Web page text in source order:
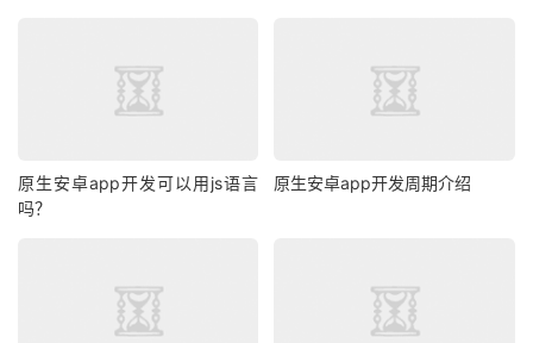
原生安卓app开发可以用js语言
吗？
原生安卓app开发周期介绍